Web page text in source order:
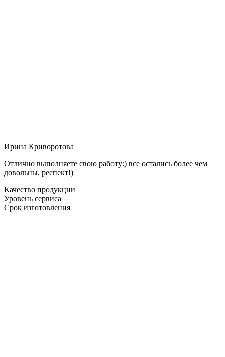
Ирина Криворотова
Отлично выполняете свою работу:) все остались более чем
довольны, респект!)
Качество продукции
Уровень сервиса
Срок изготовления